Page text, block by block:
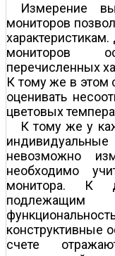
Измерение
мониторов
мониторов
перечисленных
К тому же в этом
оценивать
цветовых
К тому же у
невозможно
необходимо
монитора. К
подлежащим
конструктивные
счете